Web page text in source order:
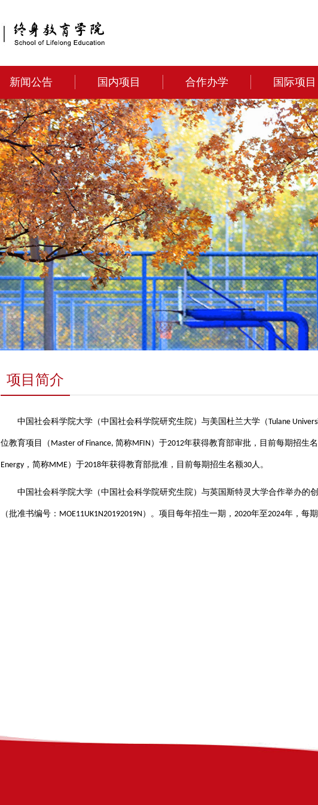
新闻公告 国内项目 合作办学 国际项目
项目简介
中国社会科学院大学（中国社会科学院研究生院）与美国杜兰大学（Tulane
位教育项目（ Master of Finance, 简称MFIN ）于2012年获得教育部审批，目前每期招生
Energy ，简称MME）于2018年获得教育部批准，目前每期招生名额30人。
中国社会科学院大学（中国社会科学院研究生院）与英国斯特灵大学合作举办的
（批准书编号： MOE11UK1N20192019N ）。项目每年招生一期， 2020年至2024年，每